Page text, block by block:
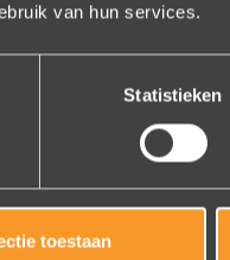
van hun services.
Statistieken
toestaan